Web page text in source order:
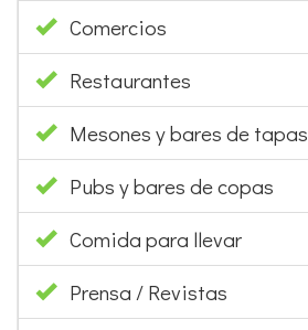
Comercios
Restaurantes
Mesones y bares de tapas
Pubs y bares de copas
Comida para llevar
Prensa / Revistas